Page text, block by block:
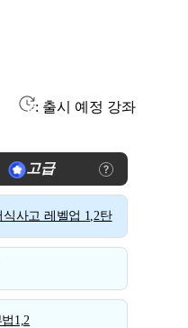
: 출시 예정 강좌
고급
식사고 레벨업 1,2탄
1,2